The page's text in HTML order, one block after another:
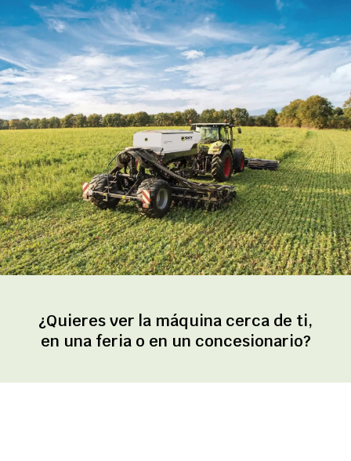
¿Quieres ver la máquina cerca de ti,
en una feria o en un concesionario?